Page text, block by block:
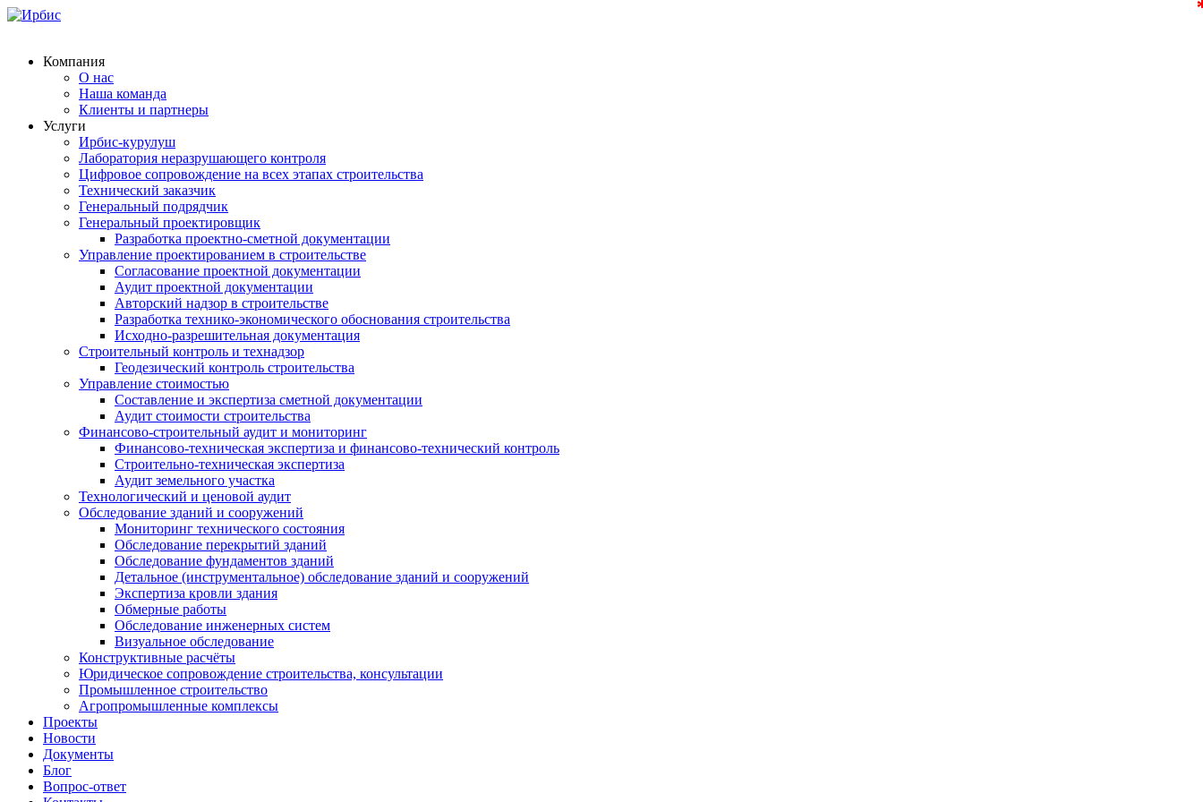
Компания
О нас
Наша команда
Клиенты и партнеры
Услуги
Ирбис-курулуш
Лаборатория неразрушающего контроля
Цифровое сопровождение на всех этапах строительства
Технический заказчик
Генеральный подрядчик
Генеральный проектировщик
Разработка проектно-сметной документации
Управление проектированием в строительстве
Согласование проектной документации
Аудит проектной документации
Авторский надзор в строительстве
Разработка технико-экономического обоснования строительства
Исходно-разрешительная документация
Строительный контроль и технадзор
Геодезический контроль строительства
Управление стоимостью
Составление и экспертиза сметной документации
Аудит стоимости строительства
Финансово-строительный аудит и мониторинг
Финансово-техническая экспертиза и финансово-технический контроль
Строительно-техническая экспертиза
Аудит земельного участка
Технологический и ценовой аудит
Обследование зданий и сооружений
Мониторинг технического состояния
Обследование перекрытий зданий
Обследование фундаментов зданий
Детальное (инструментальное) обследование зданий и сооружений
Экспертиза кровли здания
Обмерные работы
Обследование инженерных систем
Визуальное обследование
Конструктивные расчёты
Юридическое сопровождение строительства, консультации
Промышленное строительство
Агропромышленные комплексы
Проекты
Новости
Документы
Блог
Вопрос-ответ